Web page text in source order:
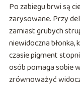
Po zabiegu brwi są
zarysowane. Przy
zamiast grubych
niewidoczna błonka,
czasie pigment
osób pomaga sobie
zrównoważyć